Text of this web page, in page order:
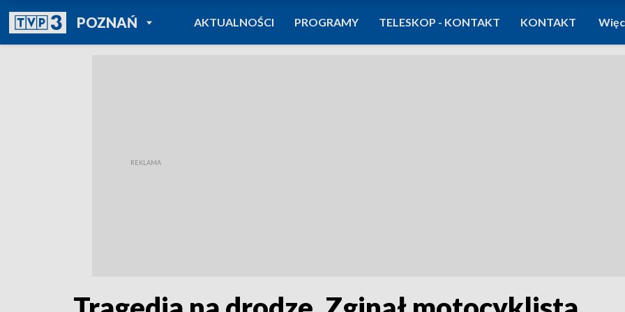
POZNAŃPOWRÓT DO
TVP REGIONY
AKTUALNOŚCI PROGRAMY TELESKOP - KONTAKT KONTAKT